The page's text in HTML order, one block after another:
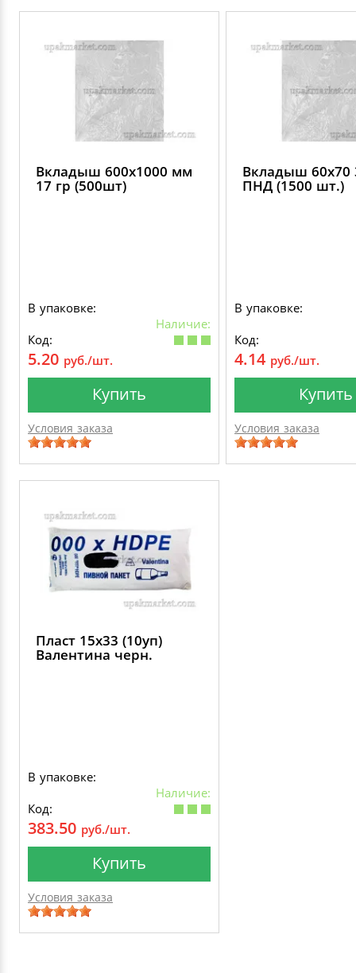
Вкладыш 600х1000 мм
17 гр (500шт)
В упаковке:
Наличие:
Код:
5.20 руб./шт.
Купить
Условия заказа
Вкладыш 60х70
ПНД (1500 шт.)
В упаковке:
Код:
4.14 руб./шт.
Купить
Условия заказа
Пласт 15х33 (10уп)
Валентина черн.
В упаковке:
Наличие:
Код:
383.50 руб./шт.
Купить
Условия заказа